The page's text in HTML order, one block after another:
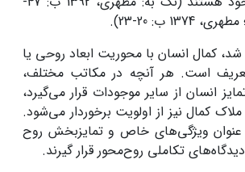
کمال انسان با محوریت ابعاد روحی یا
است. هر آنچه در مکاتب مختلف،
انسان از سایر موجودات قرار می‌گیرد،
کمال نیز از اولویت برخوردار می‌شود.
عنوان ویژگی‌های خاص و تمایزبخش روح
تکاملی روح‌محور قرار گیرند.